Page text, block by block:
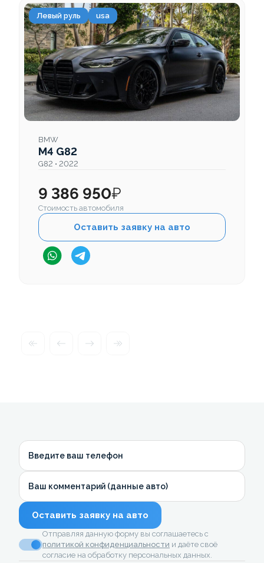
Левый руль usa
BMW
M4 G82
G82 • 2022
9 386 950₽
Стоимость автомобиля
Оставить заявку на авто
Введите ваш телефон
Ваш комментарий (данные авто)
Оставить заявку на авто
Отправляя данную форму вы соглашаетесь с
политикой конфиденциальности и даёте своё
согласие на обработку персональных данных.